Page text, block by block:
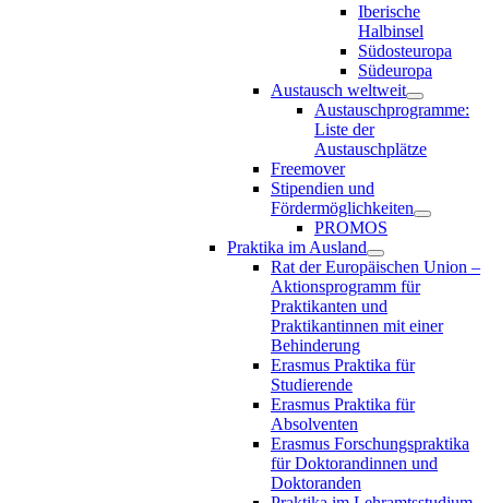
Iberische
Halbinsel
Südosteuropa
Südeuropa
Austausch weltweit
Austauschprogramme:
Liste der
Austauschplätze
Freemover
Stipendien und
Fördermöglichkeiten
PROMOS
Praktika im Ausland
Rat der Europäischen Union –
Aktionsprogramm für
Praktikanten und
Praktikantinnen mit einer
Behinderung
Erasmus Praktika für
Studierende
Erasmus Praktika für
Absolventen
Erasmus Forschungspraktika
für Doktorandinnen und
Doktoranden